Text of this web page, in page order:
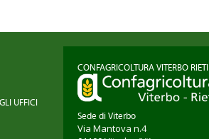
UFFICI
CONFAGRICOLTURA VITERBO RIETI
Sede di Viterbo
Via Mantova n.4